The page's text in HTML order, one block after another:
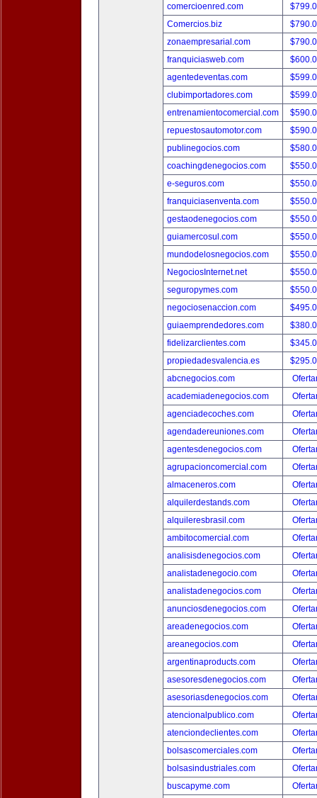
comercioenred.com
Comercios.biz
zonaempresarial.com
franquiciasweb.com
agentedeventas.com
clubimportadores.com
entrenamientocomercial.com
repuestosautomotor.com
publinegocios.com
coachingdenegocios.com
e-seguros.com
franquiciasenventa.com
gestaodenegocios.com
guiamercosul.com
mundodelosnegocios.com
NegociosInternet.net
seguropymes.com
negociosenaccion.com
guiaemprendedores.com
fidelizarclientes.com
propiedadesvalencia.es
abcnegocios.com
academiadenegocios.com
agenciadecoches.com
agendadereuniones.com
agentesdenegocios.com
agrupacioncomercial.com
almaceneros.com
alquilerdestands.com
alquileresbrasil.com
ambitocomercial.com
analisisdenegocios.com
analistadenegocio.com
analistadenegocios.com
anunciosdenegocios.com
areadenegocios.com
areanegocios.com
argentinaproducts.com
asesoresdenegocios.com
asesoriasdenegocios.com
atencionalpublico.com
atenciondeclientes.com
bolsascomerciales.com
bolsasindustriales.com
buscapyme.com